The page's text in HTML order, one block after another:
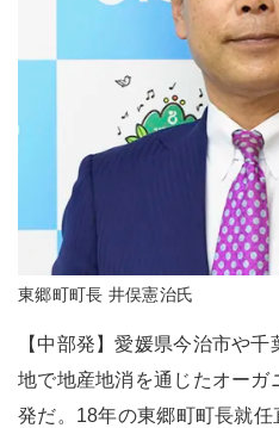
東郷町町長 井俣憲治氏
【中部発】愛媛県今治市や
地で地産地消を通じたオーガ
発だ。18年の東郷町町長就